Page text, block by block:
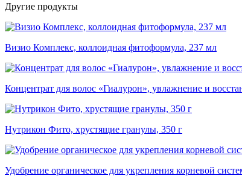
Другие продукты
Визио Комплекс, коллоидная фитоформула, 237 мл
Концентрат для волос «Гиалурон», увлажнение и
Нутрикон Фито, хрустящие гранулы, 350 г
Удобрение органическое для укрепления корневой